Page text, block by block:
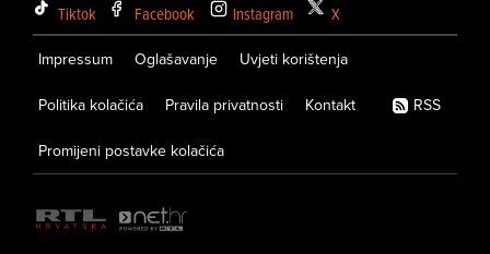
Tiktok Facebook Instagram X
Impressum Oglašavanje Uvjeti korištenja
Politika kolačića Pravila privatnosti Kontakt
Promijeni postavke kolačića
RSS